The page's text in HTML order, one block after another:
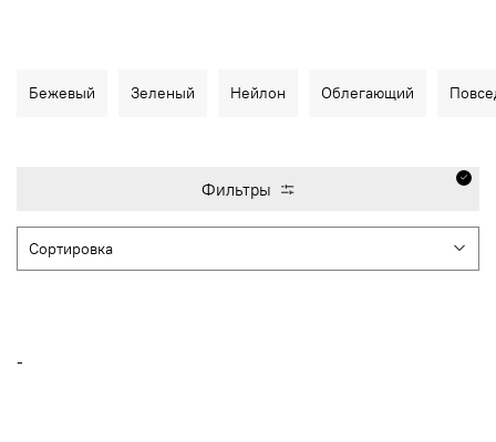
Бежевый Зеленый Нейлон Облегающий
Фильтры
-